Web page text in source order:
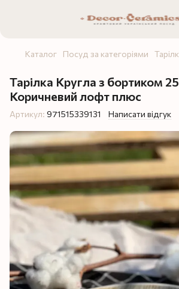
Каталог Посуд за категоріями
Тарілка Кругла з бортиком
Коричневий лофт плюс
Артикул: 971515339131 Написати відгук